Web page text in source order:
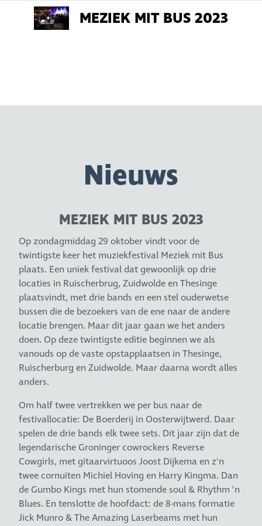
MEZIEK MIT BUS 2023
Nieuws
MEZIEK MIT BUS 2023
Op zondagmiddag 29 oktober vindt voor de
twintigste keer het muziekfestival Meziek mit Bus
plaats. Een uniek festival dat gewoonlijk op drie
locaties in Ruischerbrug, Zuidwolde en Thesinge
plaatsvindt, met drie bands en een stel ouderwetse
bussen die de bezoekers van de ene naar de andere
locatie brengen. Maar dit jaar gaan we het anders
doen. Op deze twintigste editie beginnen we als
vanouds op de vaste opstapplaatsen in Thesinge,
Ruischerburg en Zuidwolde. Maar daarna wordt alles
anders.
Om half twee vertrekken we per bus naar de
festivallocatie: De Boerderij in Oosterwijtwerd. Daar
spelen de drie bands elk twee sets. Dit jaar zijn dat de
legendarische Groninger cowrockers Reverse
Cowgirls, met gitaarvirtuoos Joost Dijkema en z'n
twee cornuiten Michiel Hoving en Harry Kingma. Dan
de Gumbo Kings met hun stomende soul & Rhythm ’n
Blues. En tenslotte de hoofdact: de 8-mans formatie
Jick Munro & The Amazing Laserbeams met hun